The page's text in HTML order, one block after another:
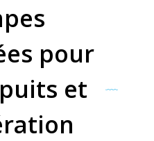
pour
et